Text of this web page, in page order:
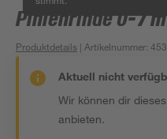
Pinienrinde 0-7
Produktdetails | Artikelnummer:
Aktuell nicht
Wir können dir
anbieten.